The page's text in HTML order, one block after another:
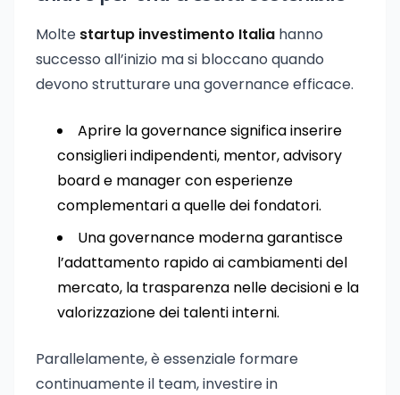
Molte startup investimento Italia hanno
successo all’inizio ma si bloccano quando
devono strutturare una governance efficace.
Aprire la governance significa inserire
consiglieri indipendenti, mentor, advisory
board e manager con esperienze
complementari a quelle dei fondatori.
Una governance moderna garantisce
l’adattamento rapido ai cambiamenti del
mercato, la trasparenza nelle decisioni e la
valorizzazione dei talenti interni.
Parallelamente, è essenziale formare
continuamente il team, investire in